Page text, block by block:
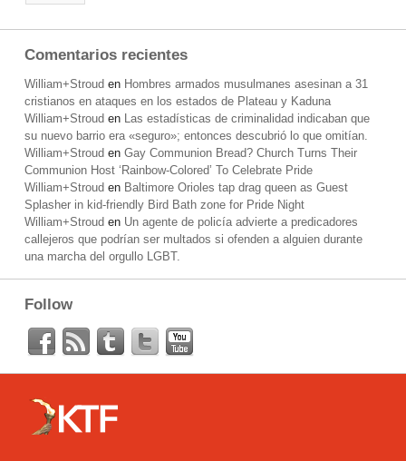
Comentarios recientes
William+Stroud en Hombres armados musulmanes asesinan a 31
cristianos en ataques en los estados de Plateau y Kaduna
William+Stroud en Las estadísticas de criminalidad indicaban que
su nuevo barrio era «seguro»; entonces descubrió lo que omitían.
William+Stroud en Gay Communion Bread? Church Turns Their
Communion Host ‘Rainbow-Colored’ To Celebrate Pride
William+Stroud en Baltimore Orioles tap drag queen as Guest
Splasher in kid-friendly Bird Bath zone for Pride Night
William+Stroud en Un agente de policía advierte a predicadores
callejeros que podrían ser multados si ofenden a alguien durante
una marcha del orgullo LGBT.
Follow